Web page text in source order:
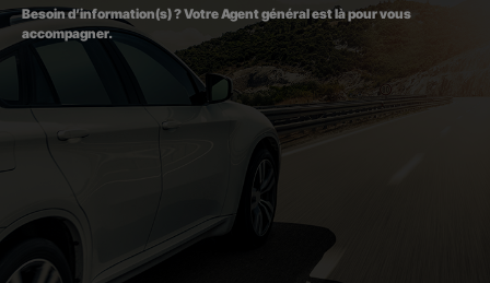
Besoin d’information(s) ? Votre Agent général est là pour vous
accompagner.